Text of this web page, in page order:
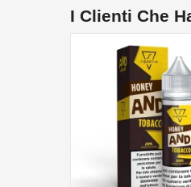
I Clienti Che